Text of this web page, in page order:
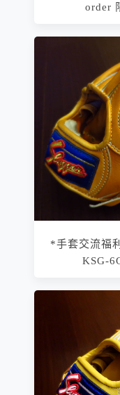
order
*手套交流福
KSG-